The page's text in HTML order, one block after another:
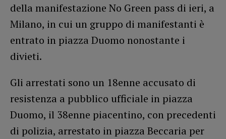
della manifestazione No Green pass di ieri, a
Milano, in cui un gruppo di manifestanti è
entrato in piazza Duomo nonostante i
divieti.
Gli arrestati sono un 18enne accusato di
resistenza a pubblico ufficiale in piazza
Duomo, il 38enne piacentino, con precedenti
di polizia, arrestato in piazza Beccaria per